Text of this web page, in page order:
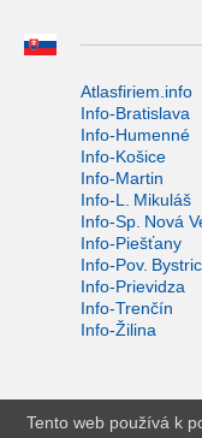
Atlasfiriem.info
Info-Bratislava
Info-Humenné
Info-Košice
Info-Martin
Info-L. Mikuláš
Info-Sp. Nová
Info-Piešťany
Info-Pov.
Info-Prievidza
Info-Trenčín
Info-Žilina
Tento web používá k